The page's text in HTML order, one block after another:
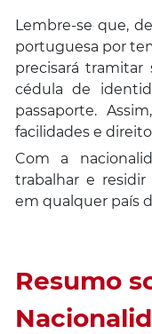
Lembre-se que,
portuguesa por
precisará
cédula de
passaporte.
facilidades e
Com a
trabalhar e
em qualquer país
Resumo